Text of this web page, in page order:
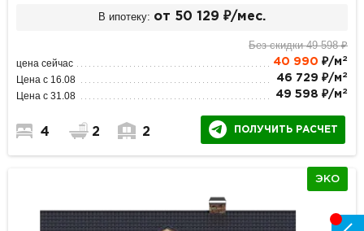
В ипотеку: от 50 129 ₽/мес.
Без скидки 49 598 ₽
цена сейчас 40 990 ₽/м 2
Цена с 16.08 46 729 ₽/м 2
Цена с 31.08 49 598 ₽/м 2
4 2 2 ПОЛУЧИТЬ РАСЧЕТ
ЭКО